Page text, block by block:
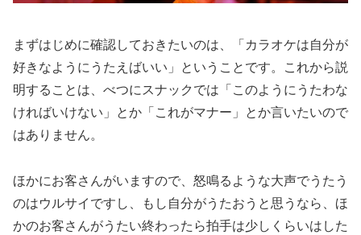
まずはじめに確認しておきたいのは、「カラオケは自分が
好きなようにうたえばいい」ということです。これから説
明することは、べつにスナックでは「このようにうたわな
ければいけない」とか「これがマナー」とか言いたいので
はありません。
ほかにお客さんがいますので、怒鳴るような大声でうたう
のはウルサイですし、もし自分がうたおうと思うなら、ほ
かのお客さんがうたい終わったら拍手は少しくらいはした